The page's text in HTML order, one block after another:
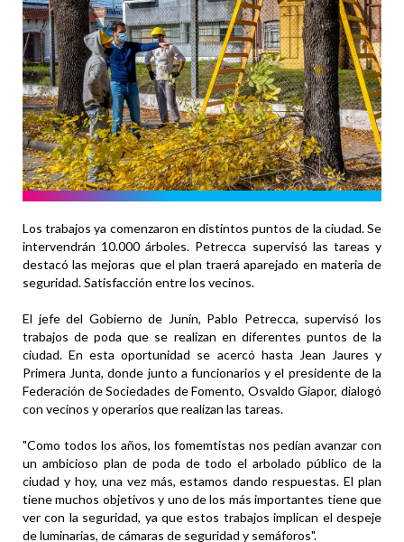
Los trabajos ya comenzaron en distintos puntos de la ciudad. Se
intervendrán 10.000 árboles. Petrecca supervisó las tareas y
destacó las mejoras que el plan traerá aparejado en materia de
seguridad. Satisfacción entre los vecinos.
El jefe del Gobierno de Junín, Pablo Petrecca, supervisó los
trabajos de poda que se realizan en diferentes puntos de la
ciudad. En esta oportunidad se acercó hasta Jean Jaures y
Primera Junta, donde junto a funcionarios y el presidente de la
Federación de Sociedades de Fomento, Osvaldo Giapor, dialogó
con vecinos y operarios que realizan las tareas.
"Como todos los años, los fomemtistas nos pedían avanzar con
un ambicioso plan de poda de todo el arbolado público de la
ciudad y hoy, una vez más, estamos dando respuestas. El plan
tiene muchos objetivos y uno de los más importantes tiene que
ver con la seguridad, ya que estos trabajos implican el despeje
de luminarias, de cámaras de seguridad y semáforos".